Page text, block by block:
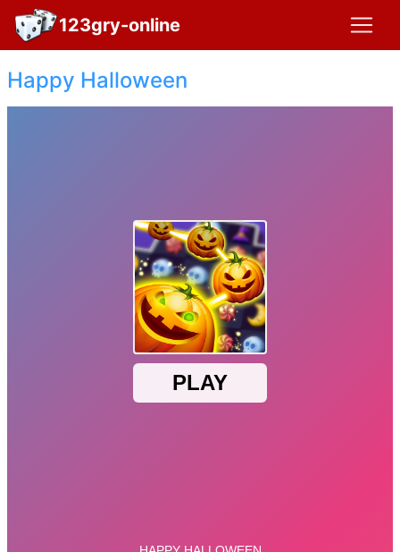
123gry-online
Happy Halloween